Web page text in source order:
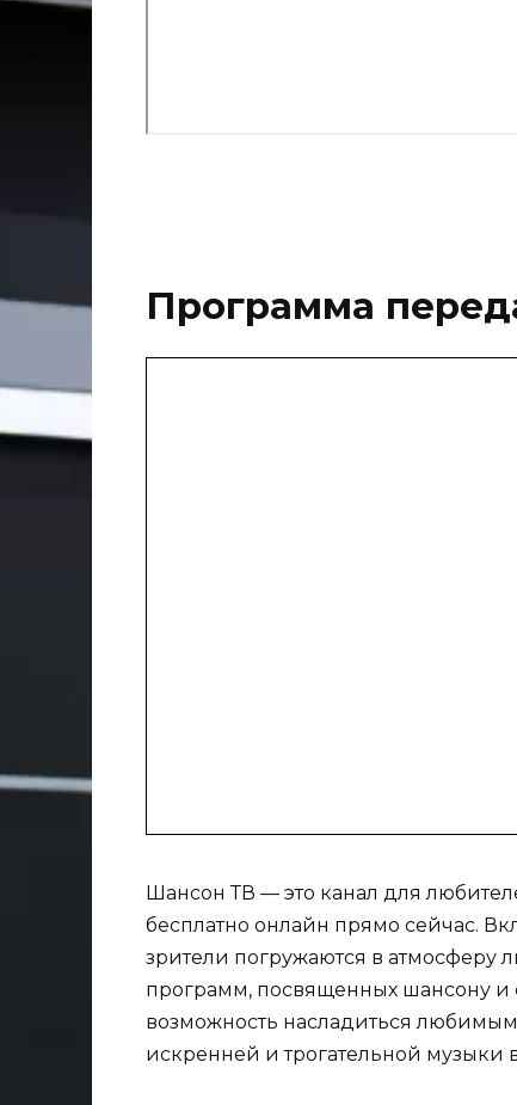
Программа
Шансон ТВ — это канал для
бесплатно онлайн прямо сейчас.
зрители погружаются в атмосферу
программ, посвященных шансону и
возможность насладиться
искренней и трогательной музыки